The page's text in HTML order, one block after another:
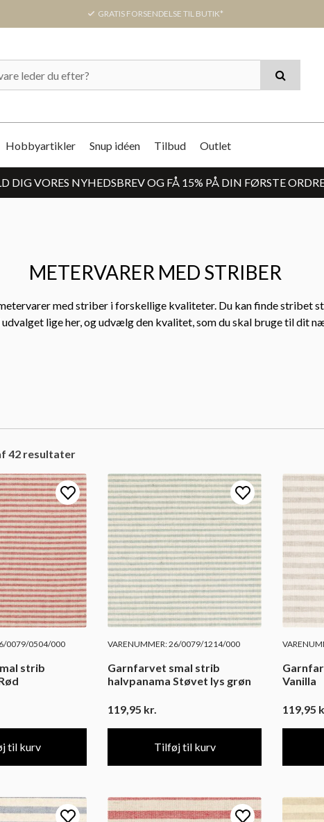
GRATIS FORSENDELSE TIL BUTIK*
Hobbyartikler Snup idéen Tilbud Outlet
DIG VORES NYHEDSBREV OG FÅ 15% PÅ DIN FØRSTE
METERVARER MED STRIBER
med striber i forskellige kvaliteter. Du kan finde stribet
udvalget lige her, og udvælg den kvalitet, som du skal bruge til dit
42 resultater
0079/0504/000
strib
til kurv
VARENUMMER: 26/0079/1214/000
Garnfarvet smal strib
halvpanama Støvet lys grøn
119,95 kr.
Tilføj til kurv
Vanilla
119,95